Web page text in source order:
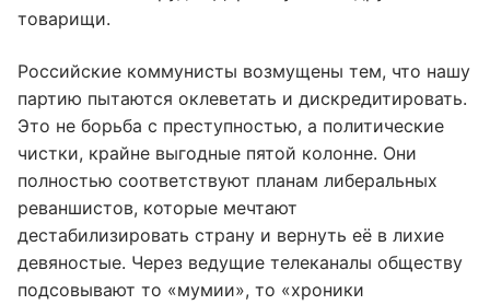
товарищи.
Российские коммунисты возмущены тем, что нашу
партию пытаются оклеветать и дискредитировать.
Это не борьба с преступностью, а политические
чистки, крайне выгодные пятой колонне. Они
полностью соответствуют планам либеральных
реваншистов, которые мечтают
дестабилизировать страну и вернуть её в лихие
девяностые. Через ведущие телеканалы обществу
подсовывают то «мумии», то «хроники